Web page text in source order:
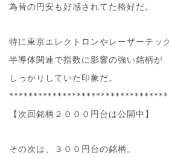
為替の円安も好感されてた格好だ。
特に東京エレクトロンやレーザーテッ
半導体関連で指数に影響の強い銘柄が
しっかりしていた印象だ。
【次回銘柄２０００円台は公開中】
その次は、３００円台の銘柄。